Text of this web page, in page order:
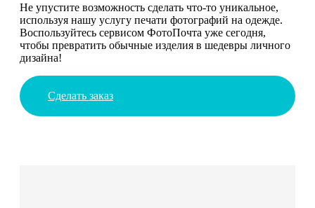
Не упустите возможность сделать что-то уникальное,
используя нашу услугу печати фотографий на одежде.
Воспользуйтесь сервисом ФотоПочта уже сегодня,
чтобы превратить обычные изделия в шедевры личного
дизайна!
Сделать заказ